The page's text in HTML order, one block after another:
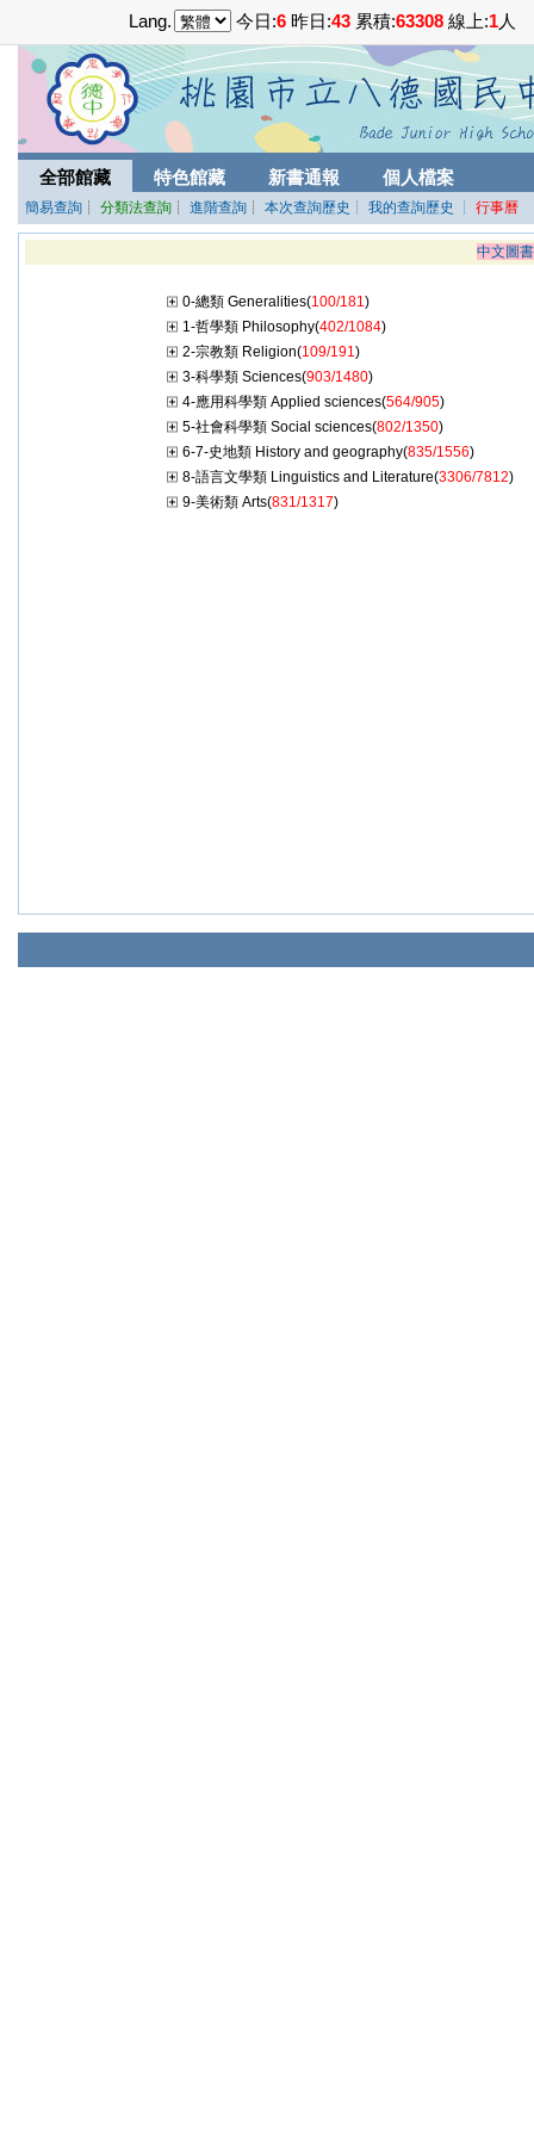
Lang. 今日:6 昨日:43 累積:63308 線上:1人
全部館藏 特色館藏 新書通報 個人檔案
簡易查詢 ┊ 分類法查詢 ┊ 進階查詢 ┊ 本次查詢歷史 ┊ 我的查詢歷史 ┊ 行事曆
中文圖
0-總類 Generalities(100/181)
1-哲學類 Philosophy(402/1084)
2-宗教類 Religion(109/191)
3-科學類 Sciences(903/1480)
4-應用科學類 Applied sciences(564/905)
5-社會科學類 Social sciences(802/1350)
6-7-史地類 History and geography(835/1556)
8-語言文學類 Linguistics and Literature(3306/7812)
9-美術類 Arts(831/1317)